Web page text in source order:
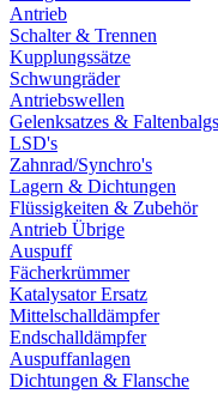
Antrieb
Schalter & Trennen
Kupplungssätze
Schwungräder
Antriebswellen
Gelenksatzes &
LSD's
Zahnrad/Synchro's
Lagern & Dichtungen
Flüssigkeiten & Zubehör
Antrieb Übrige
Auspuff
Fächerkrümmer
Katalysator Ersatz
Mittelschalldämpfer
Endschalldämpfer
Auspuffanlagen
Dichtungen & Flansche